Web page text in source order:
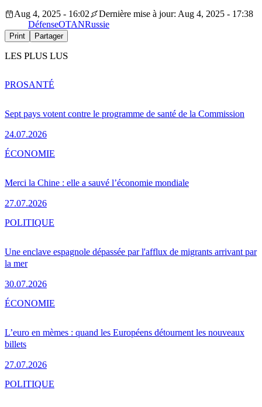
Aug 4, 2025 - 16:02
Dernière mise à jour: Aug 4, 2025 - 17:38
DéfenseOTANRussie
Print Partager
LES PLUS LUS
Sept pays votent contre le programme de santé de la Commission
24.07.2026
PROSANTÉ
Merci la Chine : elle a sauvé l’économie mondiale
27.07.2026
ÉCONOMIE
Une enclave espagnole dépassée par l'afflux de migrants arrivant par
la mer
30.07.2026
POLITIQUE
L’euro en mèmes : quand les Européens détournent les nouveaux
billets
27.07.2026
ÉCONOMIE
POLITIQUE